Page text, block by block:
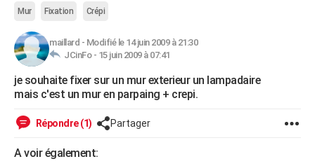
Retraite
Impôts
Epargne
Immobilier
Risques naturels par ville
Banque
Assurance
Crédit
AUTO
Essais
Réserver un essai
Citadines
Berlines
SUV
Forum auto
HIGH-TECH
Mobiles
Meilleur smartphone
Internet
Ordinateurs
Jeux vidéo
Guide high-tech
BRICOLAGE
Forum
Aménagement intérieur
Extérieur
Cuisine
Salle de bains
Jardinage
Rangement
WEEK-END
Guides de France
Escapades
Patrimoine
Expositions
Musées
Week-end nature
LIFESTYLE
Art de vivre
Bien-être
Loisirs
Mode
Modes de vie
SANTE
Mur Fixation Crépi
maillard - Modifié le 14 juin 2009 à 21:30
JCinFo - 15 juin 2009 à 07:41
je souhaite fixer sur un mur exterieur un lampadaire
mais c'est un mur en parpaing + crepi.
Répondre (1) Partager
A voir également: